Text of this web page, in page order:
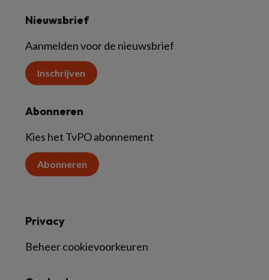
Nieuwsbrief
Aanmelden voor de nieuwsbrief
Inschrijven
Abonneren
Kies het TvPO abonnement
Abonneren
Privacy
Beheer cookievoorkeuren